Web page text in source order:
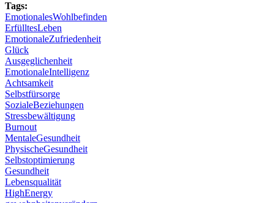
Tags:
EmotionalesWohlbefinden
ErfülltesLeben
EmotionaleZufriedenheit
Glück
Ausgeglichenheit
EmotionaleIntelligenz
Achtsamkeit
Selbstfürsorge
SozialeBeziehungen
Stressbewältigung
Burnout
MentaleGesundheit
PhysischeGesundheit
Selbstoptimierung
Gesundheit
Lebensqualität
HighEnergy